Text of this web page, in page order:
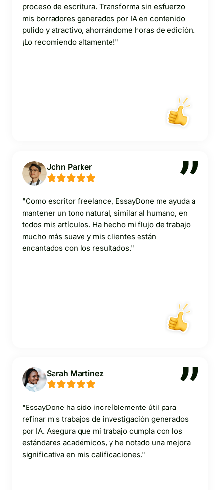
proceso de escritura. Transforma sin esfuerzo
mis borradores generados por IA en contenido
pulido y atractivo, ahorrándome horas de edición.
¡Lo recomiendo altamente!"
John Parker
"Como escritor freelance, EssayDone me ayuda a
mantener un tono natural, similar al humano, en
todos mis artículos. Ha hecho mi flujo de trabajo
mucho más suave y mis clientes están
encantados con los resultados."
Sarah Martinez
"EssayDone ha sido increíblemente útil para
refinar mis trabajos de investigación generados
por IA. Asegura que mi trabajo cumpla con los
estándares académicos, y he notado una mejora
significativa en mis calificaciones."